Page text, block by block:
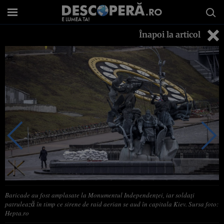
Înapoi la articol
Baricade au fost amplasate la Monumentul Independenței, iar soldați
patrulează în timp ce sirene de raid aerian se aud în capitala Kiev. Sursa foto:
Hepta.ro